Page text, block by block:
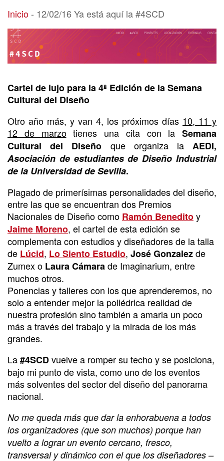
12/02/16 Ya está aquí la #4SCD
Inicio- 12/02/16 Ya está aquí la #4SCD
Cartel de lujo para la 4ª Edición de la Semana
Cultural del Diseño
Otro año más, y van 4, los próximos días 10, 11 y
12 de marzotienes una cita con la Semana
Cultural del Diseño que organiza la AEDI,
Asociación de estudiantes de Diseño Industrial
de la Universidad de Sevilla.
Plagado de primerísimas personalidades del diseño,
entre las que se encuentran dos Premios
Nacionales de Diseño como Ramón Beneditoy
Jaime Moreno, el cartel de esta edición se
complementa con estudios y diseñadores de la talla
de Lúcid, Lo Siento Estudio, José Gonzalezde
Zumex o Laura Cámarade Imaginarium, entre
muchos otros.
Ponencias y talleres con los que aprenderemos, no
solo a entender mejor la poliédrica realidad de
nuestra profesión sino también a amarla un poco
más a través del trabajo y la mirada de los más
grandes.
La#4SCDvuelve a romper su techo y se posiciona,
bajo mi punto de vista, como uno de los eventos
más solventes del sector del diseño del panorama
nacional.
No me queda más que dar la enhorabuena a todos
los organizadores (que son muchos) porque han
vuelto a lograr un evento cercano, fresco,
transversal y dinámico con el que los diseñadores –